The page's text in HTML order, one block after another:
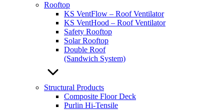
Rooftop
KS VentFlow – Roof Ventilator
KS VentHood – Roof Ventilator
Safety Rooftop
Solar Rooftop
Double Roof
(Sandwich System)
Structural Products
Composite Floor Deck
Purlin Hi-Tensile